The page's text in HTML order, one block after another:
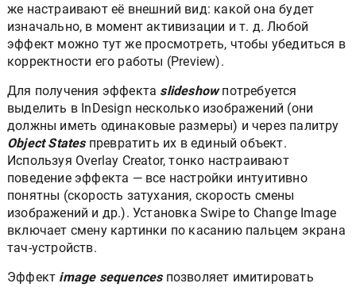
же настраивают её внешний вид: какой она будет
изначально, в момент активизации и т. д. Любой
эффект можно тут же просмотреть, чтобы убедиться в
корректности его работы (Preview).
Для получения эффекта slideshowпотребуется
выделить в InDesign несколько изображений (они
должны иметь одинаковые размеры) и через палитру
Object Statesпревратить их в единый объект.
Используя Overlay Creator, тонко настраивают
поведение эффекта — все настройки интуитивно
понятны (скорость затухания, скорость смены
изображений и др.). Установка Swipe to Change Image
включает смену картинки по касанию пальцем экрана
тач-устройств.
Эффект image sequencesпозволяет имитировать